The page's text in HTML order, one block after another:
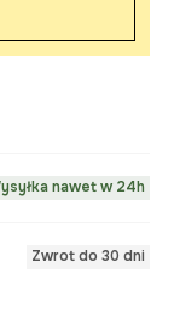
nawet w 24h
Zwrot do 30 dni